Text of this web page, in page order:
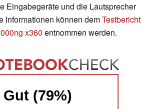
Eingabegeräte und die Lautsprecher
Informationen können demTestbericht
x360 entnommen werden.
Gut (79%)